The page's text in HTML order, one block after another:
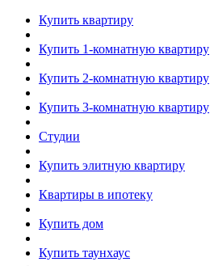
Купить квартиру
Купить 1-комнатную квартиру
Купить 2-комнатную квартиру
Купить 3-комнатную квартиру
Студии
Купить элитную квартиру
Квартиры в ипотеку
Купить дом
Купить таунхаус